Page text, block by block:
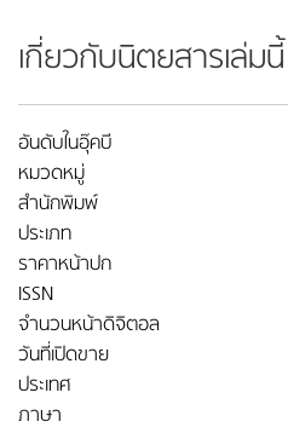
เกี่ยวกับนิตยสารเล่มนี้
อันดับในอุ๊คบี
หมวดหมู่
สำนักพิมพ์
ประเภท
ราคาหน้าปก
ISSN
จำนวนหน้าดิจิตอล
วันที่เปิดขาย
ประเทศ
ภาษา